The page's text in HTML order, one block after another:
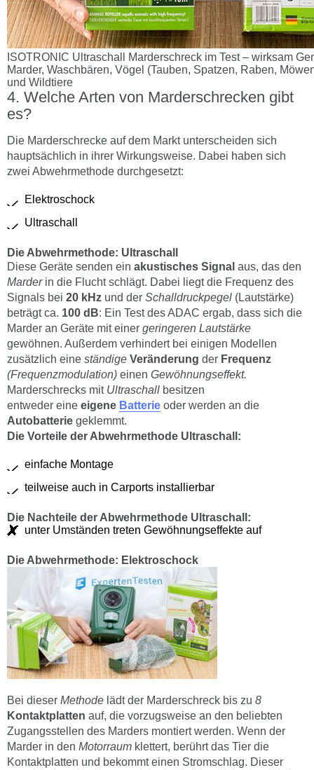
ISOTRONIC Ultraschall Marderschreck im Test – wirksam
Marder, Waschbären, Vögel (Tauben, Spatzen, Raben,
und Wildtiere
Welche Arten von Marderschrecken gibt
es?
Die Marderschrecke auf dem Markt unterscheiden sich
hauptsächlich in ihrer Wirkungsweise. Dabei haben sich
zwei Abwehrmethode durchgesetzt:
Elektroschock
Ultraschall
Die Abwehrmethode: Ultraschall
Diese Geräte senden ein akustisches Signal aus, das den
Marderin die Flucht schlägt. Dabei liegt die Frequenz des
Signals bei 20 kHz und der Schalldruckpegel (Lautstärke)
beträgt ca. 100 dB: Ein Test des ADAC ergab, dass sich die
Marder an Geräte mit einer geringeren Lautstärke
gewöhnen. Außerdem verhindert bei einigen Modellen
zusätzlich eine ständige Veränderung der Frequenz
(Frequenzmodulation) einen Gewöhnungseffekt.
Marderschrecks mit Ultraschall besitzen
entweder eine eigene Batterie oder werden an die
Autobatterie geklemmt.
Die Vorteile der Abwehrmethode Ultraschall:
einfache Montage
teilweise auch in Carports installierbar
Die Nachteile der Abwehrmethode Ultraschall:
unter Umständen treten Gewöhnungseffekte auf
Die Abwehrmethode: Elektroschock
Bei dieser Methode lädt der Marderschreck bis zu 8
Kontaktplatten auf, die vorzugsweise an den beliebten
Zugangsstellen des Marders montiert werden. Wenn der
Marder in den Motorraum klettert, berührt das Tier die
Kontaktplatten und bekommt einen Stromschlag. Dieser